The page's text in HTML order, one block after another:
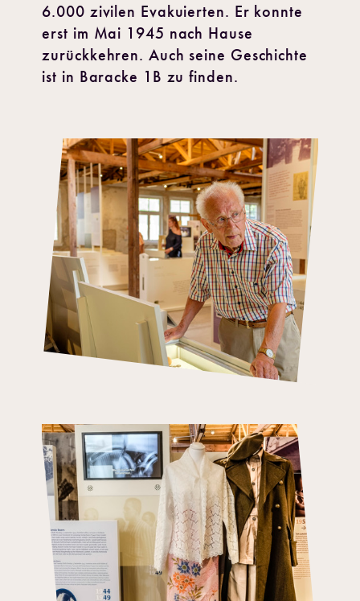
6.000 zivilen Evakuierten. Er konnte
erst im Mai 1945 nach Hause
zurückkehren. Auch seine Geschichte
ist in Baracke 1B zu finden.